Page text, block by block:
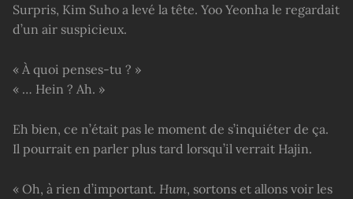
Surpris, Kim Suho a levé la tête. Yoo Yeonha le regardait
d’un air suspicieux.
« À quoi penses-tu ? »
« … Hein ? Ah. »
Eh bien, ce n’était pas le moment de s’inquiéter de ça.
Il pourrait en parler plus tard lorsqu’il verrait Hajin.
« Oh, à rien d’important. Hum, sortons et allons voir les